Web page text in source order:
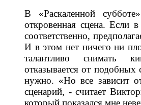
В «Раскаленной
откровенная сцена. Если
соответственно,
И в этом нет ничего ни
талантливо снимать
отказывается от подобных
нужно. «Но все зависит
сценарий, - считает
который показался мне